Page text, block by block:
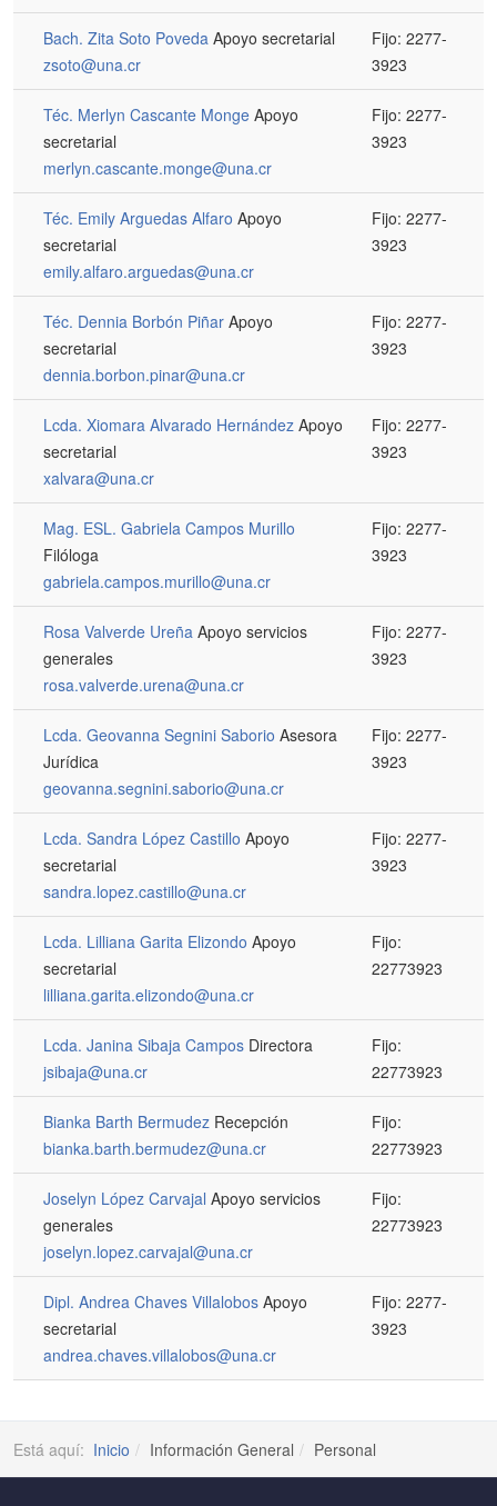
Bach. Zita Soto Poveda Apoyo secretarial
zsoto@una.cr
Fijo: 2277-
3923
Téc. Merlyn Cascante Monge Apoyo
secretarial
merlyn.cascante.monge@una.cr
Fijo: 2277-
3923
Téc. Emily Arguedas Alfaro Apoyo
secretarial
emily.alfaro.arguedas@una.cr
Fijo: 2277-
3923
Téc. Dennia Borbón Piñar Apoyo
secretarial
dennia.borbon.pinar@una.cr
Fijo: 2277-
3923
Lcda. Xiomara Alvarado Hernández Apoyo
secretarial
xalvara@una.cr
Fijo: 2277-
3923
Mag. ESL. Gabriela Campos Murillo
Filóloga
gabriela.campos.murillo@una.cr
Fijo: 2277-
3923
Rosa Valverde Ureña Apoyo servicios
generales
rosa.valverde.urena@una.cr
Fijo: 2277-
3923
Lcda. Geovanna Segnini Saborio Asesora
Jurídica
geovanna.segnini.saborio@una.cr
Fijo: 2277-
3923
Lcda. Sandra López Castillo Apoyo
secretarial
sandra.lopez.castillo@una.cr
Fijo: 2277-
3923
Lcda. Lilliana Garita Elizondo Apoyo
secretarial
lilliana.garita.elizondo@una.cr
Fijo:
22773923
Lcda. Janina Sibaja Campos Directora
jsibaja@una.cr
Fijo:
22773923
Bianka Barth Bermudez Recepción
bianka.barth.bermudez@una.cr
Fijo:
22773923
Joselyn López Carvajal Apoyo servicios
generales
joselyn.lopez.carvajal@una.cr
Fijo:
22773923
Dipl. Andrea Chaves Villalobos Apoyo
secretarial
andrea.chaves.villalobos@una.cr
Fijo: 2277-
3923
Está aquí: Inicio Información General Personal